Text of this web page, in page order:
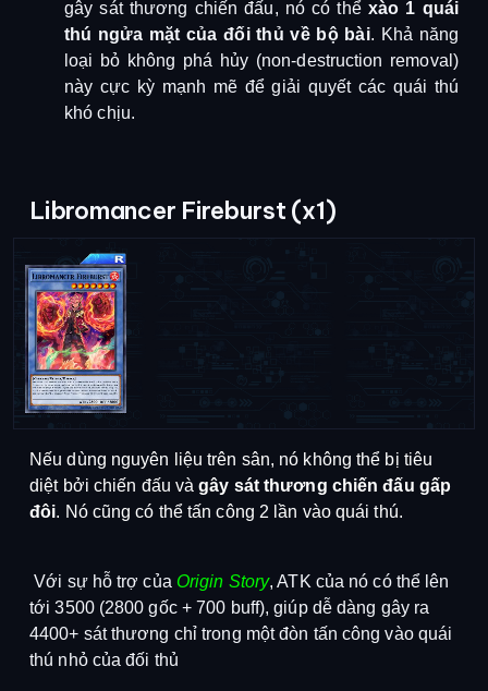
gây sát thương chiến đấu, nó có thể xào 1 quái
thú ngửa mặt của đối thủ về bộ bài. Khả năng
loại bỏ không phá hủy (non-destruction removal)
này cực kỳ mạnh mẽ để giải quyết các quái thú
khó chịu.
Libromancer Fireburst (x1)
Nếu dùng nguyên liệu trên sân, nó không thể bị tiêu
diệt bởi chiến đấu vàgây sát thương chiến đấu gấp
đôi. Nó cũng có thể tấn công 2 lần vào quái thú.
Với sự hỗ trợ của Origin Story, ATK của nó có thể lên
tới 3500 (2800 gốc + 700 buff), giúp dễ dàng gây ra
4400+ sát thương chỉ trong một đòn tấn công vào quái
thú nhỏ của đối thủ